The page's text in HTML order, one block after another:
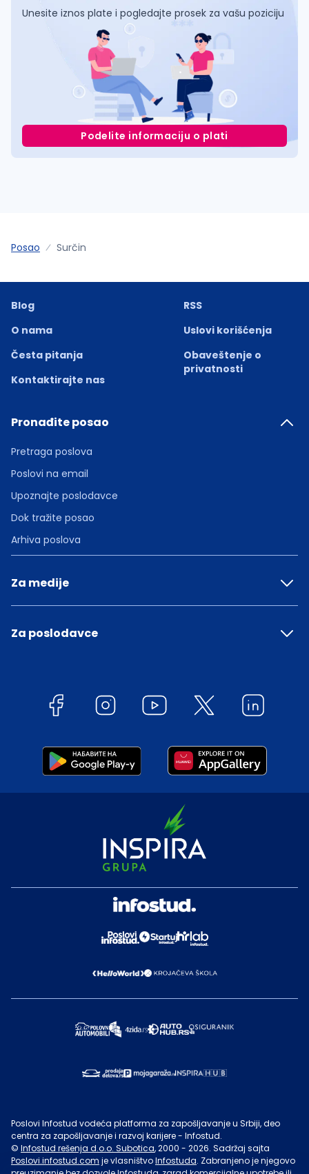
Unesite iznos plate i pogledajte prosek za vašu poziciju
Podelite informaciju o plati
Posao Surčin
Blog
O nama
Česta pitanja
Kontaktirajte nas
RSS
Uslovi korišćenja
Obaveštenje o
privatnosti
Pronađite posao
Pretraga poslova
Poslovi na email
Upoznajte poslodavce
Dok tražite posao
Arhiva poslova
Za medije
Za poslodavce
Poslovi Infostud vodeća platforma za zapošljavanje u Srbiji, deo
centra za zapošljavanje i razvoj karijere - Infostud.
© Infostud rešenja d.o.o. Subotica, 2000 - 2026. Sadržaj sajta
Poslovi.infostud.com je vlasništvoInfostuda. Zabranjeno je njegovo